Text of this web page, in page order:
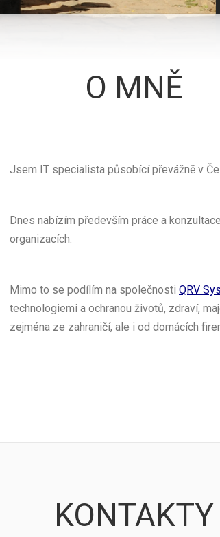
O MNĚ
Jsem IT specialista působící převážně v
Dnes nabízím především práce a
organizacích.
Mimo to se podílím na společnosti QRV
technologiemi a ochranou životů, zdraví,
zejména ze zahraničí, ale i od domácích
KONTAKTY